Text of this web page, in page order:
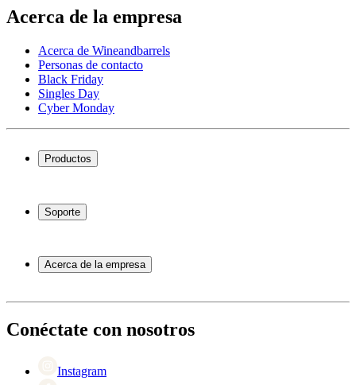
Acerca de la empresa
Acerca de Wineandbarrels
Personas de contacto
Black Friday
Singles Day
Cyber Monday
Productos
Botelleros
Muebles para vino
Soporte
Servicio
Pago
Devolución
Acerca de la empresa
Black Friday
Singles Day
Conéctate con nosotros
Instagram